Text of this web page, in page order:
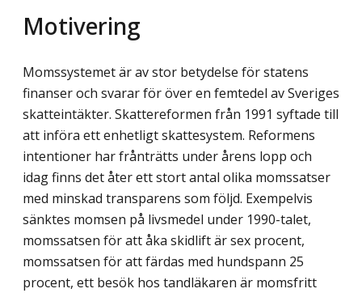
Motivering
Momssystemet är av stor betydelse för statens
finanser och svarar för över en femtedel av Sveriges
skatteintäkter. Skattereformen från 1991 syftade till
att införa ett enhetligt skattesystem. Reformens
intentioner har frånträtts under årens lopp och
idag finns det åter ett stort antal olika momssatser
med minskad transparens som följd. Exempelvis
sänktes momsen på livsmedel under 1990-talet,
momssatsen för att åka skidlift är sex procent,
momssatsen för att färdas med hundspann 25
procent, ett besök hos tandläkaren är momsfritt